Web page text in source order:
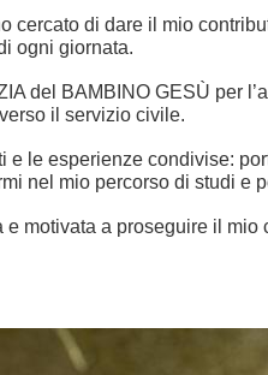
cercato di dare il mio
ogni giornata.
del BAMBINO GESÙ per
il servizio civile.
le esperienze condivise:
nel mio percorso di studi e
motivata a proseguire il mio